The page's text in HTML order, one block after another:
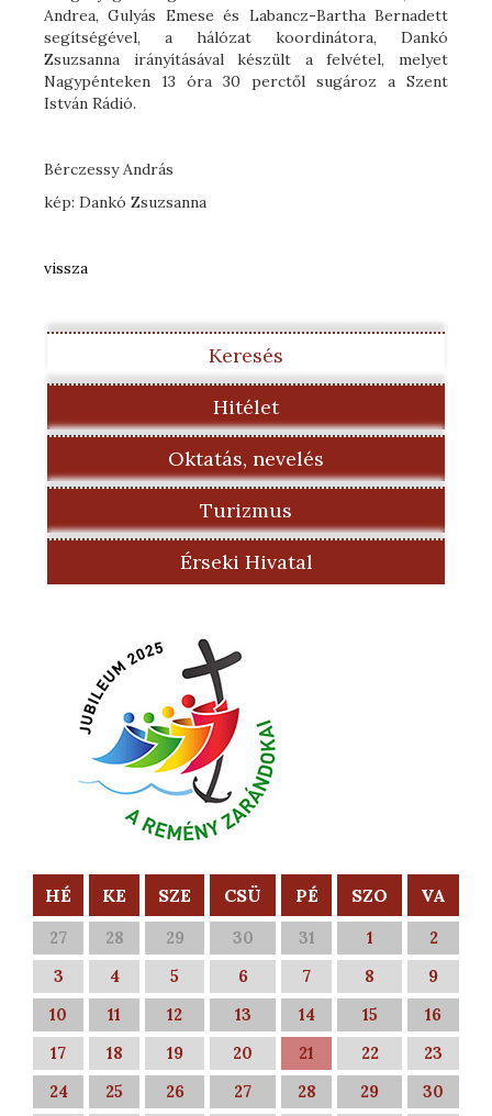
Andrea, Gulyás Emese és Labancz-Bartha Bernadett
segítségével, a hálózat koordinátora, Dankó
Zsuzsanna irányításával készült a felvétel, melyet
Nagypénteken 13 óra 30 perctől sugároz a Szent
István Rádió.
Bérczessy András
kép: Dankó Zsuzsanna
vissza
Keresés
Hitélet
Oktatás, nevelés
Turizmus
Érseki Hivatal
HÉ KE SZE CSÜ PÉ SZO VA
27 28 29 30 31 1
2
3
4 5 6 7 8
9
10
11 12 13 14 15
16
17
18 19 20 21 22
23
24
25 26 27 28 29
30